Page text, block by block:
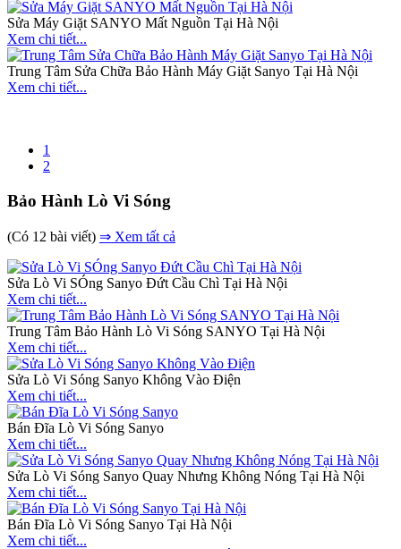
Sửa Máy Giặt SANYO Mất Nguồn Tại Hà Nội
Xem chi tiết...
Trung Tâm Sửa Chữa Bảo Hành Máy Giặt Sanyo Tại Hà Nội
Xem chi tiết...
1
2
Bảo Hành Lò Vi Sóng
(Có 12 bài viết) ⇒ Xem tất cả
Sửa Lò Vi SÓng Sanyo Đứt Cầu Chì Tại Hà Nội
Xem chi tiết...
Trung Tâm Bảo Hành Lò Vi Sóng SANYO Tại Hà Nội
Xem chi tiết...
Sửa Lò Vi Sóng Sanyo Không Vào Điện
Xem chi tiết...
Bán Đĩa Lò Vi Sóng Sanyo
Xem chi tiết...
Sửa Lò Vi Sóng Sanyo Quay Nhưng Không Nóng Tại Hà Nội
Xem chi tiết...
Bán Đĩa Lò Vi Sóng Sanyo Tại Hà Nội
Xem chi tiết...